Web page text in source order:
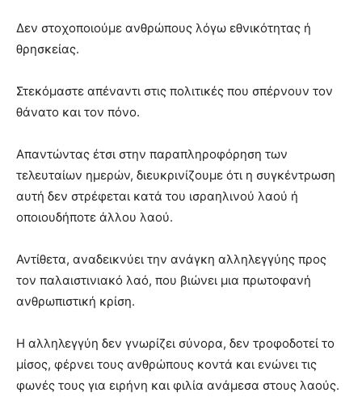
Δεν στοχοποιούμε ανθρώπους λόγω εθνικότητας ή
θρησκείας.
Στεκόμαστε απέναντι στις πολιτικές που σπέρνουν τον
θάνατο και τον πόνο.
Απαντώντας έτσι στην παραπληροφόρηση των
τελευταίων ημερών, διευκρινίζουμε ότι η συγκέντρωση
αυτή δεν στρέφεται κατά του ισραηλινού λαού ή
οποιουδήποτε άλλου λαού.
Αντίθετα, αναδεικνύει την ανάγκη αλληλεγγύης προς
τον παλαιστινιακό λαό, που βιώνει μια πρωτοφανή
ανθρωπιστική κρίση.
Η αλληλεγγύη δεν γνωρίζει σύνορα, δεν τροφοδοτεί το
μίσος, φέρνει τους ανθρώπους κοντά και ενώνει τις
φωνές τους για ειρήνη και φιλία ανάμεσα στους λαούς.